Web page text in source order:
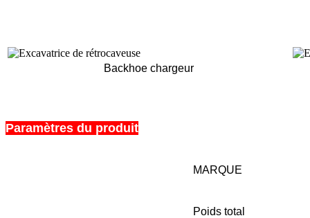
Backhoe chargeur
Paramètres du produit
MARQUE
Poids total